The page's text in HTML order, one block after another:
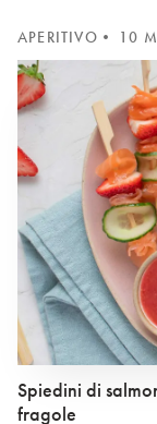
APERITIVO • 10
Spiedini di
fragole